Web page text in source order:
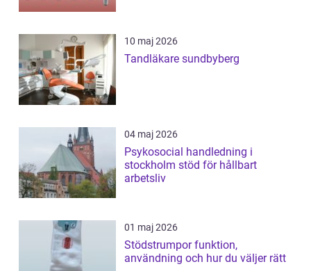
10 maj 2026
Tandläkare sundbyberg
04 maj 2026
Psykosocial handledning i
stockholm stöd för hållbart
arbetsliv
01 maj 2026
Stödstrumpor funktion,
användning och hur du väljer rätt